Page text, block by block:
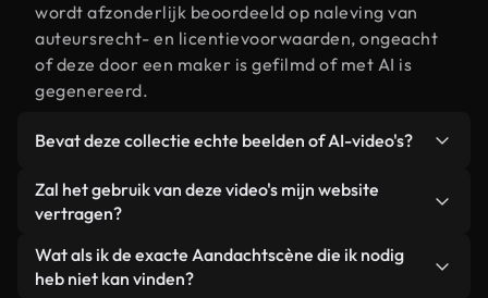
wordt afzonderlijk beoordeeld op naleving van
auteursrecht- en licentievoorwaarden, ongeacht
of deze door een maker is gefilmd of met AI is
gegenereerd.
Bevat deze collectie echte beelden of AI-video's?
Beide. Dit is een hybride bibliotheek die bestaat
uit echte, door mensen gefilmde beelden van
video's. Elke video is duidelijk gelabeld, zodat je
altijd weet wat je gebruikt.
Zal het gebruik van deze video's mijn website
vertragen?
Niet als u voor onze geoptimaliseerde versies
kiest. Wij bieden lichtgewicht, webklare formaten
Wat als ik de exacte Aandachtscène die ik nodig
heb niet kan vinden?